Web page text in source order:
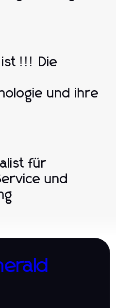
!!! Die
und ihre
für
und